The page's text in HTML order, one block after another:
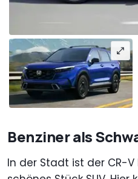
Benziner als
In der Stadt ist der CR-